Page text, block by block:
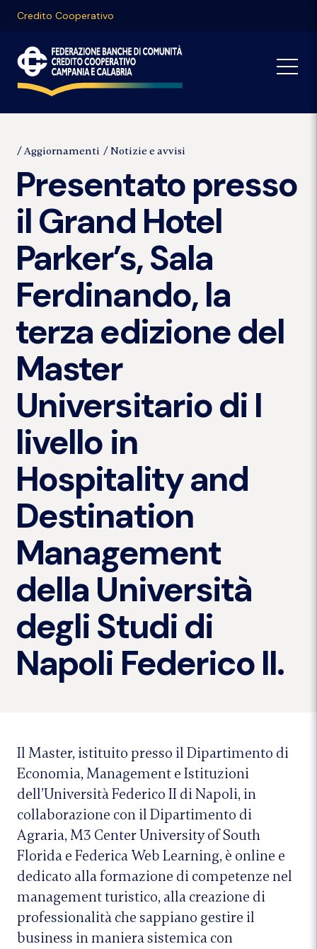
Credito Cooperativo
Aggiornamenti Notizie e avvisi
Presentato presso
il Grand Hotel
Parker’s, Sala
Ferdinando, la
terza edizione del
Master
Universitario di I
livello in
Hospitality and
Destination
Management
della Università
degli Studi di
Napoli Federico II.
Il Master, istituito presso il Dipartimento di
Economia, Management e Istituzioni
dell’Università Federico II di Napoli, in
collaborazione con il Dipartimento di
Agraria, M3 Center University of South
Florida e Federica Web Learning, è online e
dedicato alla formazione di competenze nel
management turistico, alla creazione di
professionalità che sappiano gestire il
business in maniera sistemica con